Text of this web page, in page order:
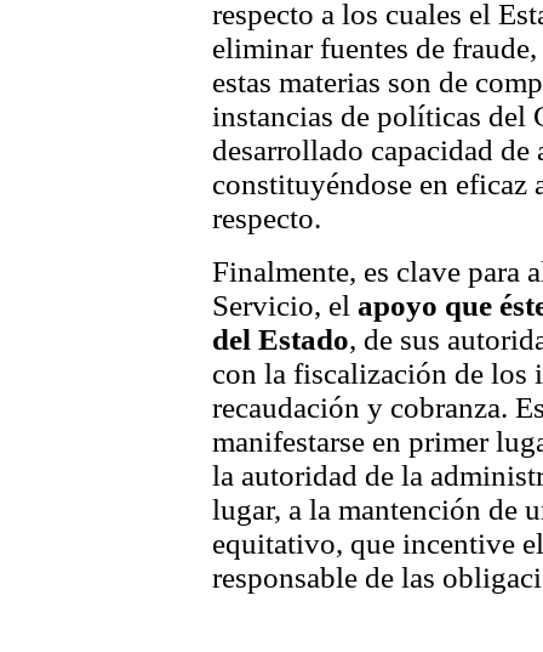
respecto a los cuales el
eliminar fuentes de
estas materias son de
instancias de políticas del
desarrollado capacidad
constituyéndose en eficaz
respecto.
Finalmente, es clave para
Servicio, el apoyo que
del Estado, de sus
con la fiscalización de los
recaudación y cobranza.
manifestarse en primer
la autoridad de la
lugar, a la mantención de
equitativo, que incentive
responsable de las